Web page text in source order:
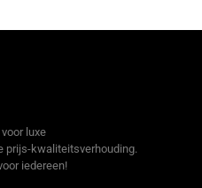
luxe
prijs-kwaliteitsverhouding.
iedereen!